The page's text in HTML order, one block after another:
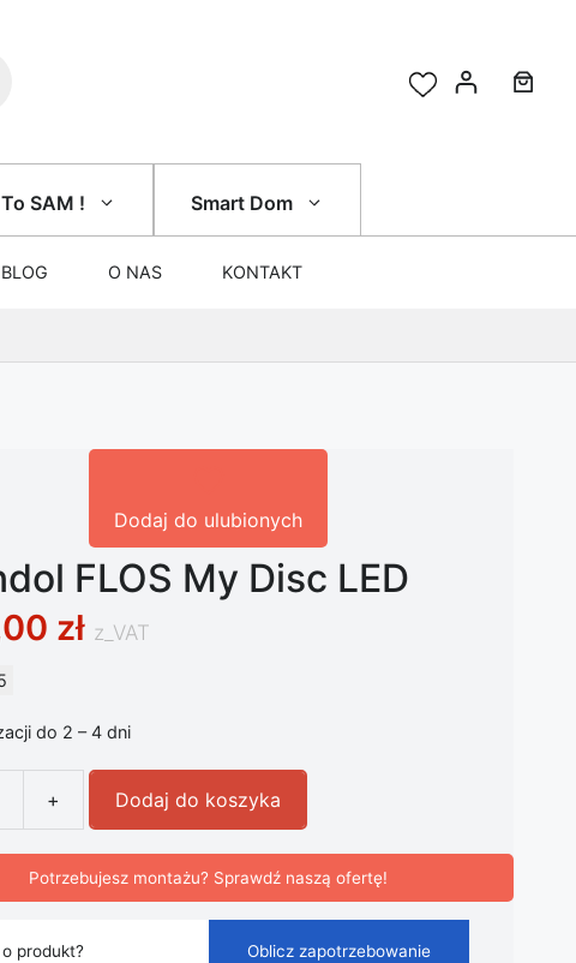
SAM ! Smart Dom
BLOG O NAS KONTAKT
Dodaj do ulubionych
FLOS My Disc LED
zł z_VAT
do 2 – 4 dni
FLOS My Disc LED
+ Dodaj do koszyka
Potrzebujesz montażu? Sprawdź naszą ofertę!
produkt? Oblicz zapotrzebowanie